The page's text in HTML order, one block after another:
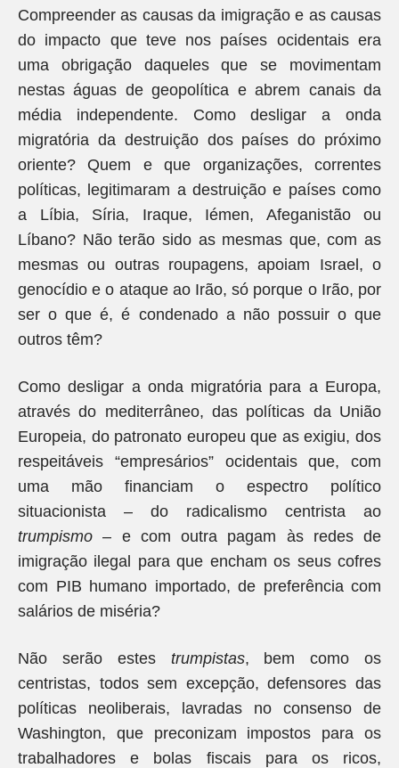
Compreender as causas da imigração e as causas
do impacto que teve nos países ocidentais era
uma obrigação daqueles que se movimentam
nestas águas de geopolítica e abrem canais da
média independente. Como desligar a onda
migratória da destruição dos países do próximo
oriente? Quem e que organizações, correntes
políticas, legitimaram a destruição e países como
a Líbia, Síria, Iraque, Iémen, Afeganistão ou
Líbano? Não terão sido as mesmas que, com as
mesmas ou outras roupagens, apoiam Israel, o
genocídio e o ataque ao Irão, só porque o Irão, por
ser o que é, é condenado a não possuir o que
outros têm?
Como desligar a onda migratória para a Europa,
através do mediterrâneo, das políticas da União
Europeia, do patronato europeu que as exigiu, dos
respeitáveis “empresários” ocidentais que, com
uma mão financiam o espectro político
situacionista – do radicalismo centrista ao
trumpismo– e com outra pagam às redes de
imigração ilegal para que encham os seus cofres
com PIB humano importado, de preferência com
salários de miséria?
Não serão estes trumpistas, bem como os
centristas, todos sem excepção, defensores das
políticas neoliberais, lavradas no consenso de
Washington, que preconizam impostos para os
trabalhadores e bolas fiscais para os ricos,